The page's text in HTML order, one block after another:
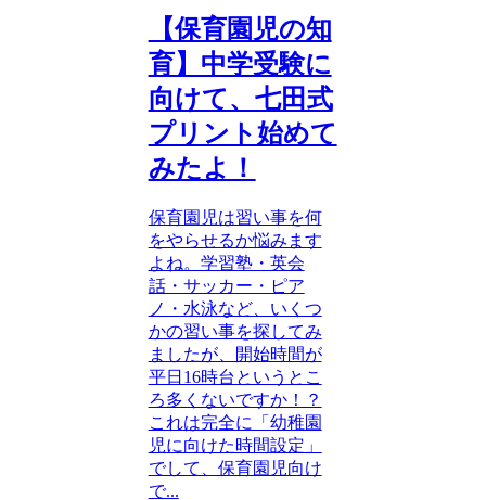
【保育園児の知
育】中学受験に
向けて、七田式
プリント始めて
みたよ！
保育園児は習い事を何
をやらせるか悩みます
よね。学習塾・英会
話・サッカー・ピア
ノ・水泳など、いくつ
かの習い事を探してみ
ましたが、開始時間が
平日16時台というとこ
ろ多くないですか！？
これは完全に「幼稚園
児に向けた時間設定」
でして、保育園児向け
で...